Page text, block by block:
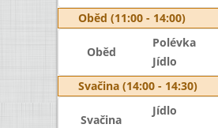
Oběd (11:00 - 14:00)
Oběd
Polévka
Jídlo
Svačina (14:00 - 14:30)
Svačina
Jídlo